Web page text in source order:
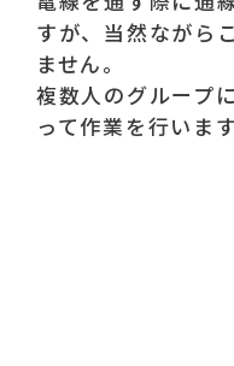
すが、当然ながら
ません。
複数人のグループ
って作業を行います